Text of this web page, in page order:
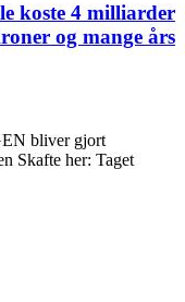
koste 4 milliarder
og mange års
bliver gjort
Skafte her: Taget